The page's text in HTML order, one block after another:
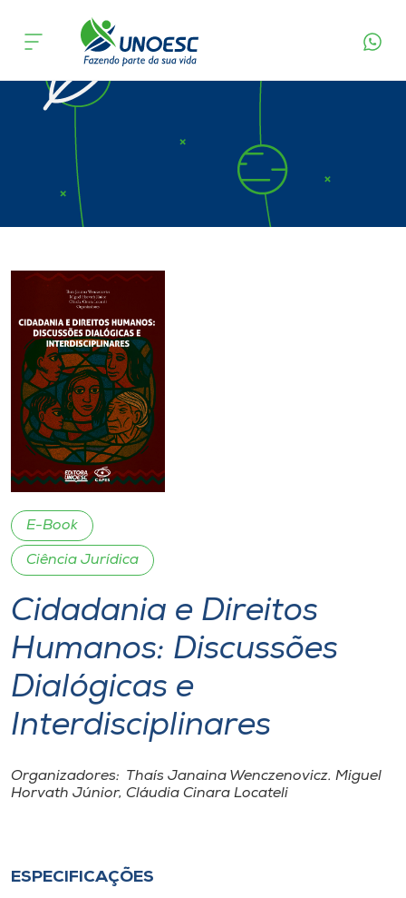
Cursos
Onde estamos
Atendimento ao Estudante
A
Unoesc
Internacionalização
I.nova
Cultura
CPA
Biblioteca
Editora
Rádio
Unoesc
E-Book
Ciência Jurídica
Cidadania e Direitos
Humanos: Discussões
Dialógicas e
Interdisciplinares
Organizadores: Thaís Janaina Wenczenovicz. Miguel
Horvath Júnior, Cláudia Cinara Locateli
ESPECIFICAÇÕES